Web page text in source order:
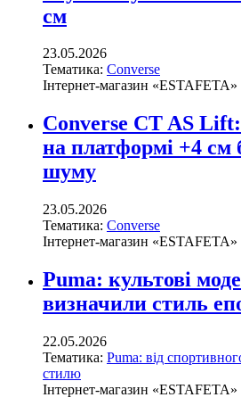
см
23.05.2026
Тематика: Converse
Інтернет-магазин «ESTAFETA»
Converse CT AS
на платформі +4 см
шуму
23.05.2026
Тематика: Converse
Інтернет-магазин «ESTAFETA»
Puma: культові
визначили стиль
22.05.2026
Тематика: Puma: від
стилю
Інтернет-магазин «ESTAFETA»